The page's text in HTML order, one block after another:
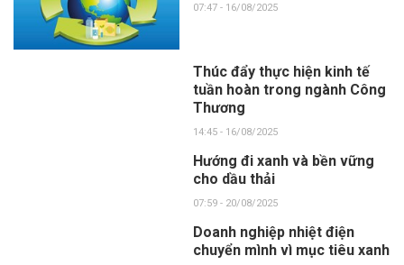
07:47 - 16/08/2025
Thúc đẩy thực hiện kinh tế
tuần hoàn trong ngành Công
Thương
14:45 - 16/08/2025
Hướng đi xanh và bền vững
cho dầu thải
07:59 - 20/08/2025
Doanh nghiệp nhiệt điện
chuyển mình vì mục tiêu xanh